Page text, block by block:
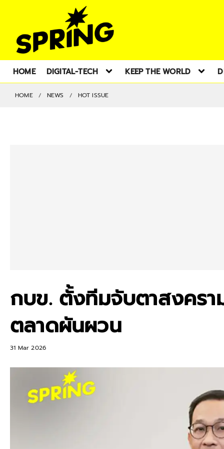
HOME DIGITAL-TECH KEEP THE WORLD
HOME NEWS HOT ISSUE
กบข. ตั้งทีมจับตาสงคร
ตลาดผันผวน
31 Mar 2026